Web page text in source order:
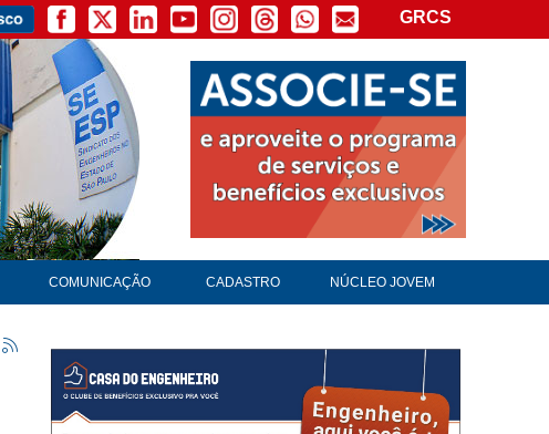
GRCS
COMUNICAÇÃO CADASTRO NÚCLEO JOVEM